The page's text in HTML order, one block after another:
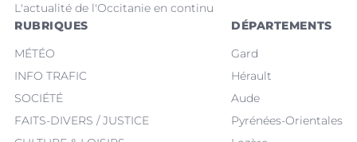
L'actualité de l'Occitanie en continu
RUBRIQUES
MÉTÉO
INFO TRAFIC
SOCIÉTÉ
FAITS-DIVERS / JUSTICE
DÉPARTEMENTS
Gard
Hérault
Aude
Pyrénées-Orientales